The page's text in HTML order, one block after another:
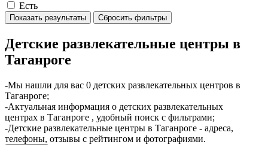
Есть
Показать результаты Сбросить фильтры
Детские развлекательные центры в
Таганроге
-Мы нашли для вас 0 детских развлекательных центров в
Таганроге;
-Актуальная информация о детских развлекательных
центрах в Таганроге , удобный поиск с фильтрами;
-Детские развлекательные центры в Таганроге - адреса,
телефоны, отзывы с рейтингом и фотографиями.